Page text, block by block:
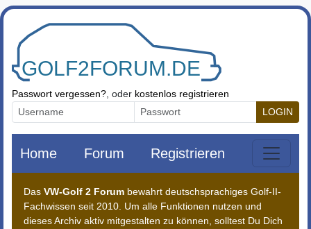
Zum Inhalt springen
Passwort vergessen? , oder kostenlos registrieren
LOGIN
Home Forum Registrieren
Das VW-Golf 2 Forum bewahrt deutschsprachiges Golf-II-
Fachwissen seit 2010. Um alle Funktionen nutzen und
dieses Archiv aktiv mitgestalten zu können, solltest Du Dich